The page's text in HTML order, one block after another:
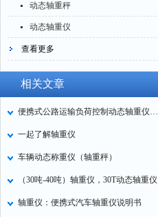
动态轴重秤
动态轴重仪
查看更多
相关文章
便携式公路运输负荷控制动态轴重仪各系统参数
一起了解轴重仪
车辆动态称重仪（轴重秤）
（30吨-40吨）轴重仪，30T动态轴重仪
轴重仪：便携式汽车轴重仪说明书